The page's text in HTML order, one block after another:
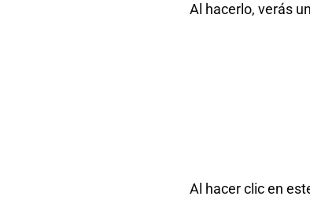
Al hacerlo, verás
Al hacer clic en